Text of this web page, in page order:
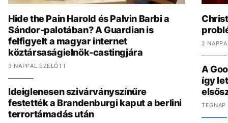
Hide the Pain Harold és Palvin Barbi a
Sándor-palotában? A Guardian is
felfigyelt a magyar internet
köztársaságielnök-castingjára
3 NAPPAL EZELŐTT
Ideiglenesen szivárványszínűre
festették a Brandenburgi kaput a berlini
terrortámadás után
2
A
így